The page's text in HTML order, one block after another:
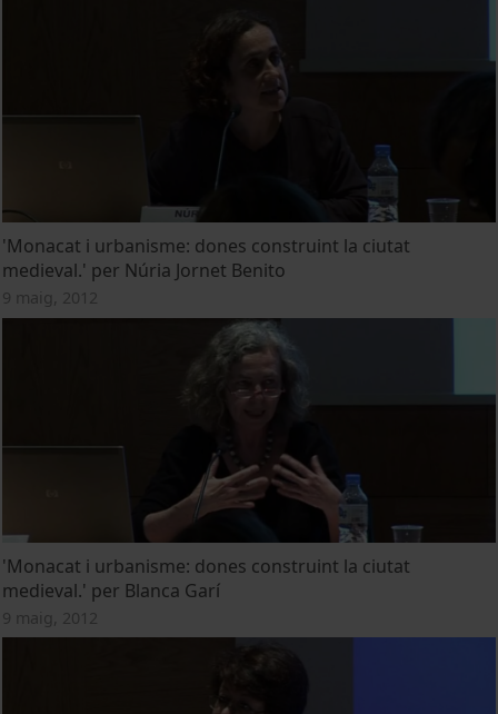
'Monacat i urbanisme: dones construint la ciutat
medieval.' per Núria Jornet Benito
9 maig, 2012
'Monacat i urbanisme: dones construint la ciutat
medieval.' per Blanca Garí
9 maig, 2012